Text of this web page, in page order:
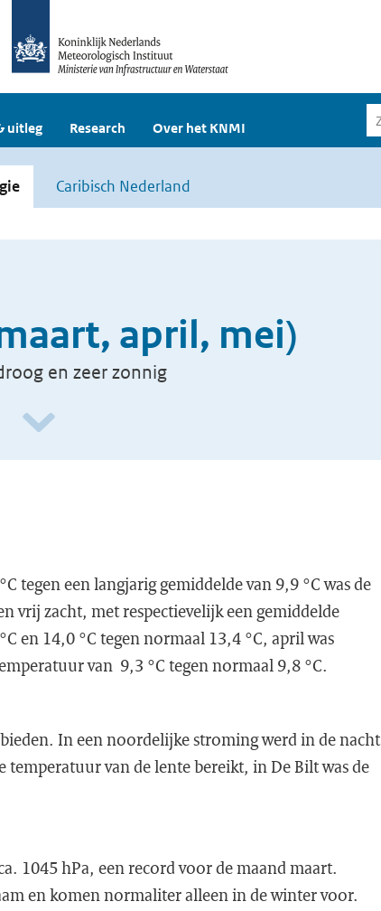
uitleg Research Over het KNMI
Caribisch Nederland
april, mei)
en zeer zonnig
tegen een langjarig gemiddelde van 9,9 °C was de
vrij zacht, met respectievelijk een gemiddelde
en 14,0 °C tegen normaal 13,4 °C, april was
van 9,3 °C tegen normaal 9,8 °C.
In een noordelijke stroming werd in de nacht
temperatuur van de lente bereikt, in De Bilt was de
1045 hPa, een record voor de maand maart.
en komen normaliter alleen in de winter voor.